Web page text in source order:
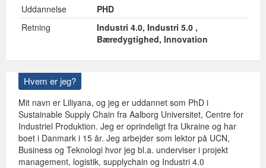
Uddannelse
PHD
Retning
Industri 4.0, Industri 5.0 ,
Bæredygtighed, Innovation
Hvem er jeg?
Mit navn er Liliyana, og jeg er uddannet som PhD i
Sustainable Supply Chain fra Aalborg Universitet, Centre for
Industriel Produktion. Jeg er oprindeligt fra Ukraine og har
boet i Danmark i 15 år. Jeg arbejder som lektor på UCN,
Business og Teknologi hvor jeg bl.a. underviser i projekt
management, logistik, supplychain og Industri 4.0